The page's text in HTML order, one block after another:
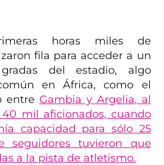
horas miles de
fila para acceder a un
del estadio, algo
en África, como el
entre Gambia y Argelia, al
mil aficionados, cuando
capacidad para sólo 25
tuvieron que
a la pista de atletismo.